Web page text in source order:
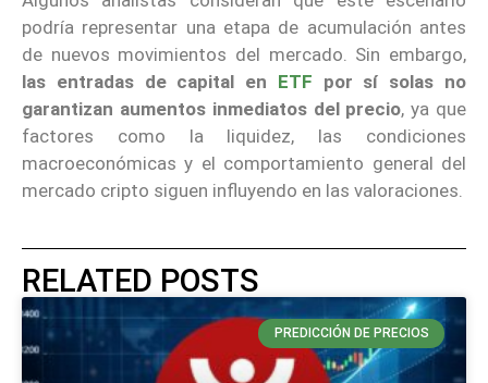
podría representar una etapa de acumulación antes
de nuevos movimientos del mercado. Sin embargo,
las entradas de capital en ETF por sí solas no
garantizan aumentos inmediatos del precio, ya que
factores como la liquidez, las condiciones
macroeconómicas y el comportamiento general del
mercado cripto siguen influyendo en las valoraciones.
RELATED POSTS
PREDICCIÓN DE PRECIOS